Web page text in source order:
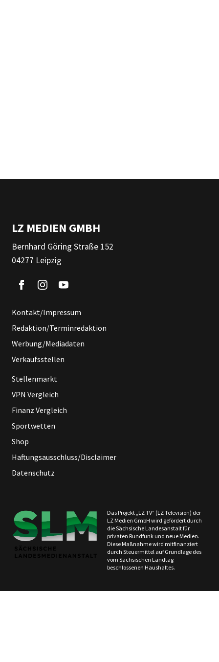
LZ MEDIEN GMBH
Bernhard Göring Straße 152
04277 Leipzig
Kontakt/Impressum
Redaktion/Terminredaktion
Werbung/Mediadaten
Verkaufsstellen
Stellenmarkt
VPN Vergleich
Finanz Vergleich
Sportwetten
Shop
Haftungsausschluss/Disclaimer
Datenschutz
Das Projekt „LZ TV“ (LZ Television) der
LZ Medien GmbH wird gefördert durch
die Sächsische Landesanstalt für
privaten Rundfunk und neue Medien.
Diese Maßnahme wird mitfinanziert
durch Steuermittel auf Grundlage des
vom Sächsischen Landtag
beschlossenen Haushaltes.